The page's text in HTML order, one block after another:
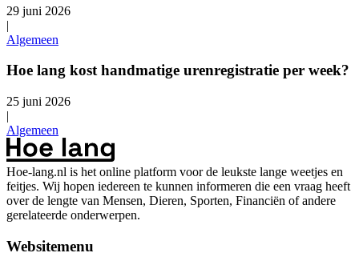
29 juni 2026
|
Algemeen
Hoe lang kost handmatige urenregistratie per week?
25 juni 2026
|
Algemeen
Hoe-lang.nl is het online platform voor de leukste lange weetjes en
feitjes. Wij hopen iedereen te kunnen informeren die een vraag heeft
over de lengte van Mensen, Dieren, Sporten, Financiën of andere
gerelateerde onderwerpen.
Websitemenu